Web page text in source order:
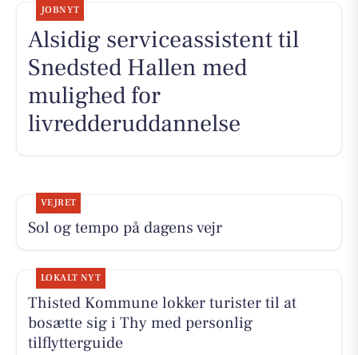
JOBNYT
Alsidig serviceassistent til
Snedsted Hallen med
mulighed for
livredderuddannelse
VEJRET
Sol og tempo på dagens vejr
LOKALT NYT
Thisted Kommune lokker turister til at
bosætte sig i Thy med personlig
tilflytterguide